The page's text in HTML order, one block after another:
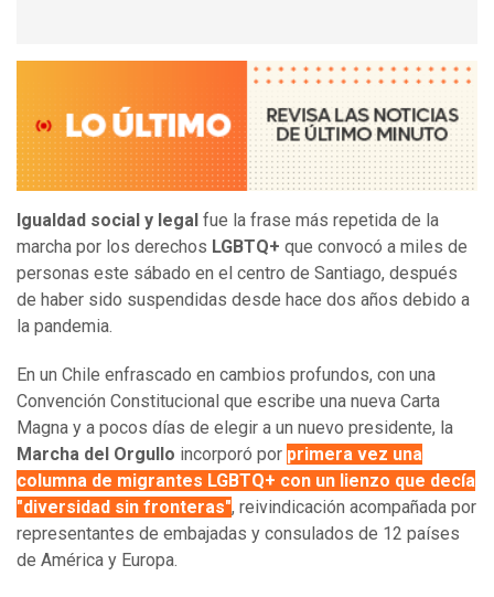
Igualdad social y legal fue la frase más repetida de la
marcha por los derechos LGBTQ+ que convocó a miles de
personas este sábado en el centro de Santiago, después
de haber sido suspendidas desde hace dos años debido a
la pandemia.
En un Chile enfrascado en cambios profundos, con una
Convención Constitucional que escribe una nueva Carta
Magna y a pocos días de elegir a un nuevo presidente, la
Marcha del Orgullo incorporó por primera vez una
columna de migrantes LGBTQ+ con un lienzo que decía
"diversidad sin fronteras", reivindicación acompañada por
representantes de embajadas y consulados de 12 países
de América y Europa.